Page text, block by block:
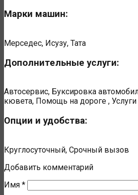
Марки машин:
Мерседес, Исузу, Тата
Дополнительные услуги:
Автосервис, Буксировка
кювета, Помощь на дороге , Услуги
Опции и удобства:
Круглосуточный, Срочный вызов
Добавить комментарий
Имя *